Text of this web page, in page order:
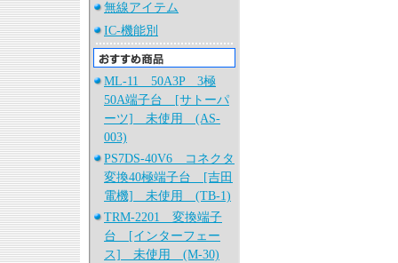
無線アイテム
IC-機能別
ML-11 50A3P 3極
50A端子台 [サトーパ
ーツ] 未使用 (AS-
003)
PS7DS-40V6 コネクタ
変換40極端子台 [吉田
電機] 未使用 (TB-1)
TRM-2201 変換端子
台 [インターフェー
ス] 未使用 (M-30)